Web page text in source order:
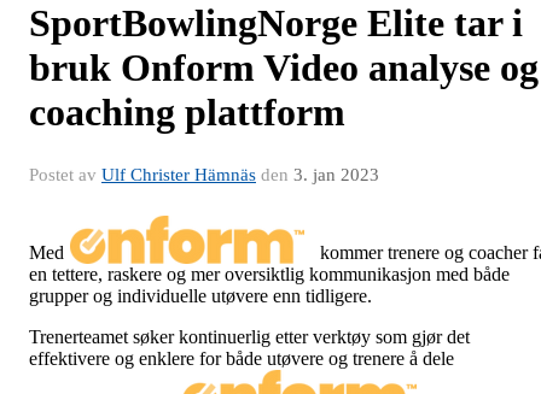
SportBowlingNorge Elite tar i
bruk Onform Video analyse og
coaching plattform
Postet av Ulf Christer Hämnäs den 3. jan 2023
Med
kommer trenere og coacher
en tettere, raskere og mer oversiktlig kommunikasjon med både
grupper og individuelle utøvere enn tidligere.
Trenerteamet søker kontinuerlig etter verktøy som gjør det
effektivere og enklere for både utøvere og trenere å dele